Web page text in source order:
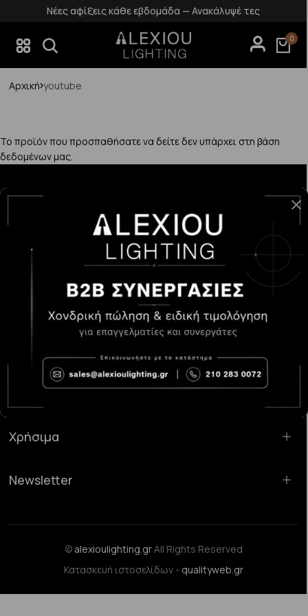
Νέες αφίξεις κάθε εβδομάδα — Ανακάλυψέ τες
0
Αρχική youtube
Το προϊόν που προσπαθήσατε να δείτε δεν υπάρχει στη βάση
δεδομένων μας.
Κατάστημα Χαλάνδρι:Σαρανταπόρου 55, 15232, Χαλάνδρι
sales@alexioulighting.gr
210 283 0072
6983123181
Χρήσιμα
Newsletter
© alexioulighting.grAll Rights Reserved
Κατασκευή ιστοσελίδων - qualityweb.gr